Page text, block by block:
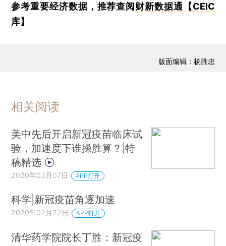
参考重要经济数据，推荐查阅 财新数据通【CEIC
库】
版面编辑：杨胜忠
相关阅读
美中先后开启新冠疫苗临床试
验，加速度下谁操胜算？|特
稿精选
2020年03月07日 APP打开
科学|新冠疫苗角逐加速
2020年02月22日 APP打开
清华药学院院长丁胜：新冠疫